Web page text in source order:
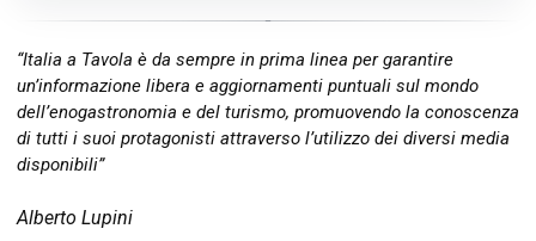
“Italia a Tavola è da sempre in prima linea per garantire
un’informazione libera e aggiornamenti puntuali sul mondo
dell’enogastronomia e del turismo, promuovendo la conoscenza
di tutti i suoi protagonisti attraverso l’utilizzo dei diversi media
disponibili”
Alberto Lupini